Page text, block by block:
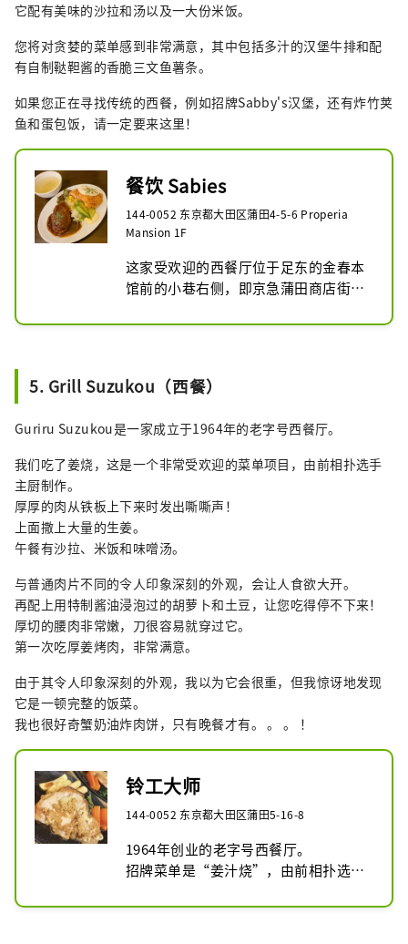
它配有美味的沙拉和汤以及一大份米饭。
您将对贪婪的菜单感到非常满意，其中包括多汁的汉堡牛排和配
有自制鞑靼酱的香脆三文鱼薯条。
如果您正在寻找传统的西餐，例如招牌Sabby's汉堡，还有炸竹荚
鱼和蛋包饭，请一定要来这里！
餐饮 Sabies
144-0052 东京都大田区蒲田4-5-6 Properia
Mansion 1F
这家受欢迎的西餐厅位于足东的金春本
馆前的小巷右侧，即京急蒲田商店街。
Saby 汉堡、炸竹荚鱼和煎蛋饭，那么
“今日午餐”有两种菜单可供选择，配
过，因为我总是吃饱，但是店内海报上
宣传的“炸肉包”也让我很感兴趣。 。
。
5. Grill Suzukou（西餐）
Guriru Suzukou是一家成立于1964年的老字号西餐厅。
我们吃了姜烧，这是一个非常受欢迎的菜单项目，由前相扑选手
主厨制作。
厚厚的肉从铁板上下来时发出嘶嘶声！
上面撒上大量的生姜。
午餐有沙拉、米饭和味噌汤。
与普通肉片不同的令人印象深刻的外观，会让人食欲大开。
再配上用特制酱油浸泡过的胡萝卜和土豆，让您吃得停不下来！
厚切的腰肉非常嫩，刀很容易就穿过它。
第一次吃厚姜烤肉，非常满意。
由于其令人印象深刻的外观，我以为它会很重，但我惊讶地发现
它是一顿完整的饭菜。
我也很好奇蟹奶油炸肉饼，只有晚餐才有。 。 。 ！
铃工大师
144-0052 东京都大田区蒲田5-16-8
1964年创业的老字号西餐厅。
招牌菜单是“姜汁烧”，由前相扑选手
午餐有沙拉、米饭和味噌汤。